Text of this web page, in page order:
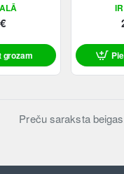
grozam
Preču saraksta